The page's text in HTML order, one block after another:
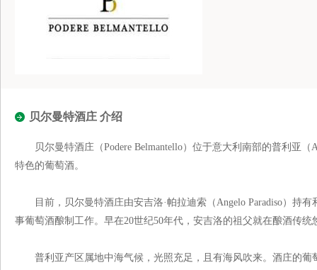
贝尔曼特酒庄 介绍
贝尔曼特酒庄（Podere Belmantello）位于意大利南部的普利亚（
特色的葡萄酒。
目前，贝尔曼特酒庄由安吉洛·帕拉迪索（Angelo Paradiso）持有
事葡萄酒酿制工作。早在20世纪50年代，安吉洛的祖父就在酿酒传统
普利亚产区属地中海气候，光照充足，且有海风吹来。酒庄的葡